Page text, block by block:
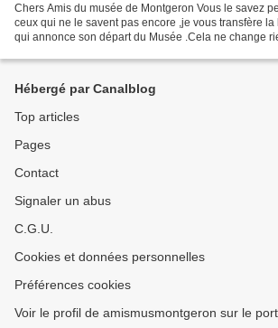
Chers Amis du musée de Montgeron Vous le savez
ceux qui ne le savent pas encore ,je vous transfère
qui annonce son départ du Musée .Cela ne change
Hébergé par Canalblog
Top articles
Pages
Contact
Signaler un abus
C.G.U.
Cookies et données personnelles
Préférences cookies
Voir le profil de amismusmontgeron sur le